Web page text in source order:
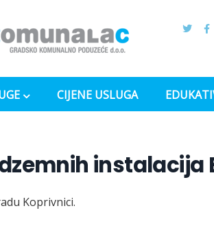
CIJENE USLUGA
instalacija
Koprivnici.